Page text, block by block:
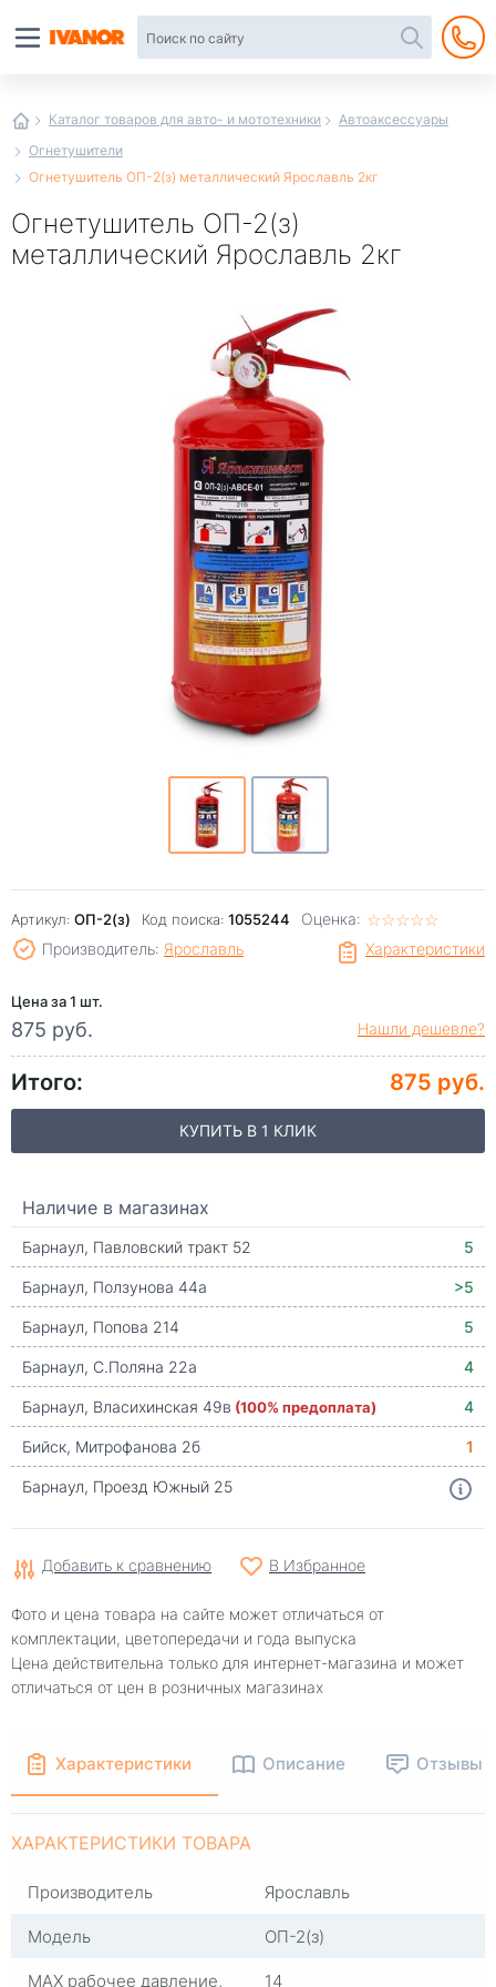
Каталог товаров для авто- и мототехники
Автоаксессуары
Огнетушители
Огнетушитель ОП-2(з) металлический Ярославль 2кг
Огнетушитель ОП-2(з)
металлический Ярославль 2кг
Артикул: ОП-2(з) Код поиска: 1055244 Оценка: ☆☆☆☆☆
★★★★★
Характеристики
Производитель: Ярославль
Цена за 1 шт.
875 руб. Нашли дешевле?
Итого: 875 руб.
КУПИТЬ В 1 КЛИК
Наличие в магазинах
Барнаул, Павловский тракт 52
5
Барнаул, Ползунова 44а
>5
Барнаул, Попова 214
5
Барнаул, С.Поляна 22а
4
Барнаул, Власихинская 49в (100% предоплата)
4
Бийск, Митрофанова 2б
1
Барнаул, Проезд Южный 25
Добавить к сравнению В Избранное
Фото и цена товара на сайте может отличаться от
комплектации, цветопередачи и года выпуска
Цена действительна только для интернет-магазина и может
отличаться от цен в розничных магазинах
Характеристики Описание Отзывы
ХАРАКТЕРИСТИКИ ТОВАРА
Производитель
Ярославль
Модель
ОП-2(з)
MAX рабочее давление,
14
интернет-